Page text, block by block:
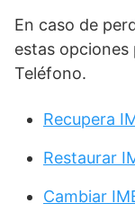
En caso de
estas opciones
Teléfono.
Recupera
Restaurar
Cambiar